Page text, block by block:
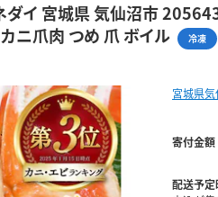
ダイ 宮城県 気仙沼市
ニ爪肉 つめ 爪 ボイル
冷凍
宮城県
寄付金額
配送予定